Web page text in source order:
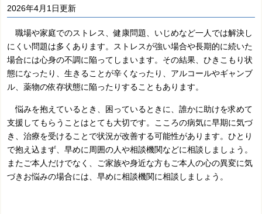
2026年4月1日更新
職場や家庭でのストレス、健康問題、いじめなど一人では解決し
にくい問題は多くあります。ストレスが強い場合や長期的に続いた
場合には心身の不調に陥ってしまいます。その結果、ひきこもり状
態になったり、生きることが辛くなったり、アルコールやギャンブ
ル、薬物の依存状態に陥ったりすることもあります。
悩みを抱えているとき、困っているときに、誰かに助けを求めて
支援してもらうことはとても大切です。こころの病気に早期に気づ
き、治療を受けることで状況が改善する可能性があります。ひとり
で抱え込まず、早めに周囲の人や相談機関などに相談しましょう。
またご本人だけでなく、ご家族や身近な方もご本人の心の異変に気
づきお悩みの場合には、早めに相談機関に相談しましょう。